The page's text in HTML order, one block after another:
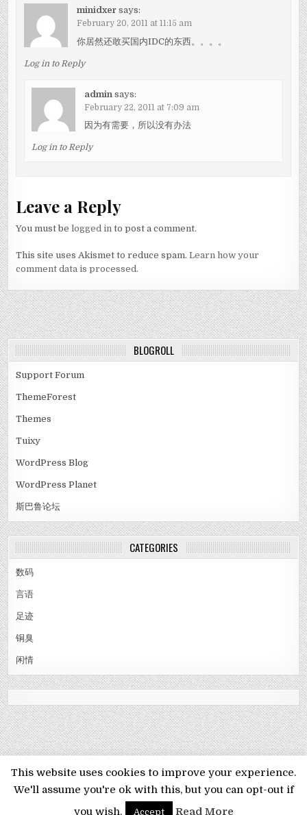
minidxer says:
February 20, 2011 at 11:15 am
你居然还敢买国内IDC的东西。。。。
Log in to Reply
admin says:
February 22, 2011 at 7:09 am
因为有需要，所以没有办法
Log in to Reply
Leave a Reply
You must belogged in to post a comment.
This site uses Akismet to reduce spam.Learn how your
comment data is processed.
BLOGROLL
Support Forum
ThemeForest
Themes
Tuixy
WordPress Blog
WordPress Planet
斯巴鲁论坛
CATEGORIES
数码
言语
足迹
铜臭
闲情
MENU
This website uses cookies to improve your experience.
We'll assume you're ok with this, but you can opt-out if
you wish.
Accept Read More